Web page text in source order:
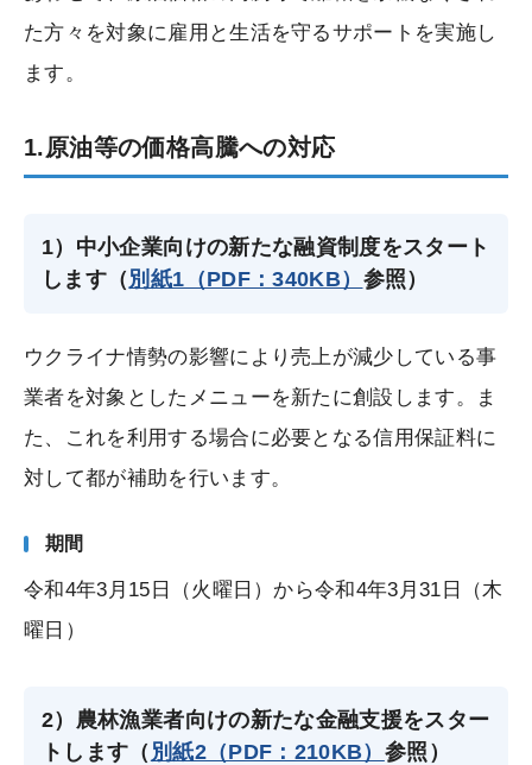
た方々を対象に雇用と生活を守るサポートを実施し
ます。
1.原油等の価格高騰への対応
1）中小企業向けの新たな融資制度をスタート
します（ 別紙1（PDF：340KB） 参照）
ウクライナ情勢の影響により売上が減少している事
業者を対象としたメニューを新たに創設します。ま
た、これを利用する場合に必要となる信用保証料に
対して都が補助を行います。
期間
令和4年3月15日（火曜日）から令和4年3月31日（木
曜日）
2）農林漁業者向けの新たな金融支援をスター
トします（ 別紙2（PDF：210KB） 参照）